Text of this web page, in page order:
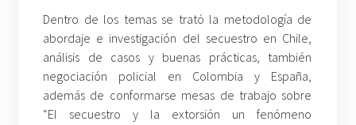
Dentro de los temas se trató la metodología de
abordaje e investigación del secuestro en Chile,
análisis de casos y buenas prácticas, también
negociación policial en Colombia y España,
además de conformarse mesas de trabajo sobre
“El secuestro y la extorsión un fenómeno